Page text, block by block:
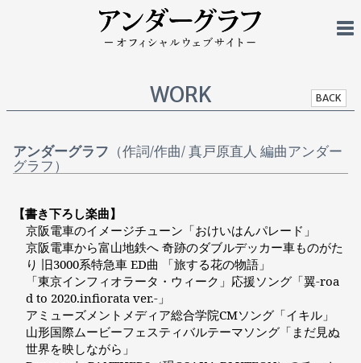
WORK BACK
アンダーグラフ （作詞/作曲/ 真戸原直人 編曲アンダー
グラフ）
【書き下ろし楽曲】
京阪電車のイメージチューン「おけいはんパレード」
京阪電車から富山地鉄へ 奇跡のダブルデッカー車ものがた
り 旧3000系特急車 ED曲 「旅する花の物語」
「東京インフィオラータ・ウィーク」応援ソング「翼-roa
d to 2020.infiorata ver.-」
アミューズメントメディア総合学院CMソング「イキル」
山形国際ムービーフェスティバルテーマソング「まだ見ぬ
世界を映しながら」